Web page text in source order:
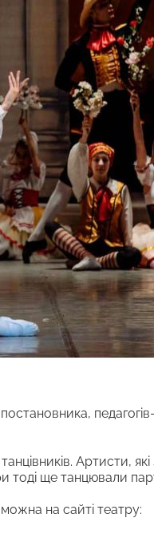
Артисти, які
тоді ще танцювали
на сайті театру: